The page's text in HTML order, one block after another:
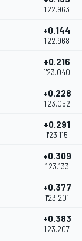
1'22.963
+0.144
1'22.968
+0.216
1'23.040
+0.228
1'23.052
+0.291
1'23.115
+0.309
1'23.133
+0.377
1'23.201
+0.383
1'23.207